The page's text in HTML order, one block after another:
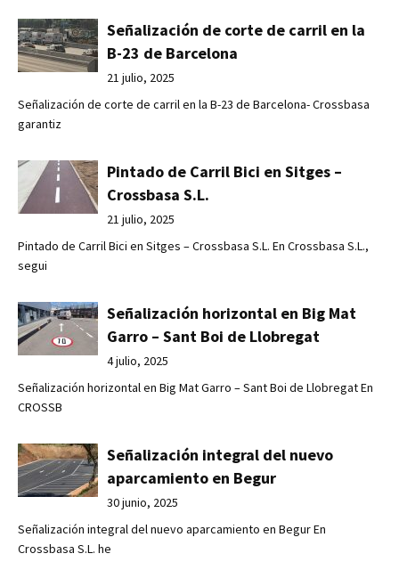
Señalización de corte de carril en la
B-23 de Barcelona
21 julio, 2025
Señalización de corte de carril en la B-23 de Barcelona- Crossbasa
garantiz
Pintado de Carril Bici en Sitges –
Crossbasa S.L.
21 julio, 2025
Pintado de Carril Bici en Sitges – Crossbasa S.L. En Crossbasa S.L.,
segui
Señalización horizontal en Big Mat
Garro – Sant Boi de Llobregat
4 julio, 2025
Señalización horizontal en Big Mat Garro – Sant Boi de Llobregat En
CROSSB
Señalización integral del nuevo
aparcamiento en Begur
30 junio, 2025
Señalización integral del nuevo aparcamiento en Begur En
Crossbasa S.L. he